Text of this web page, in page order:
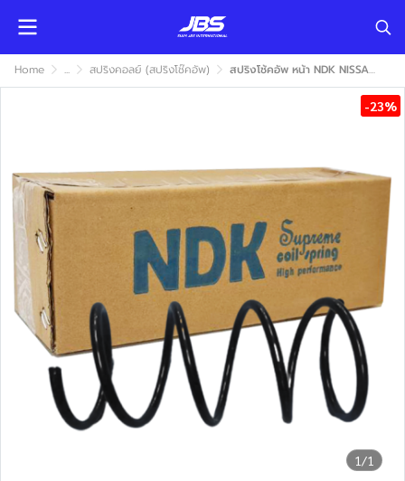
Home ... สปริงคอลย์ (สปริงโช๊คอัพ) สปริงโช้คอัพ หน้า NDK NISSAN CEFIRO A32 1996-2001 (นิสสัน เซฟิโร่ เอ32)
1/1
-23%